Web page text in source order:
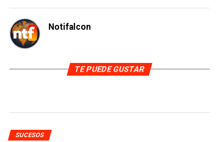
Notifalcon
TE PUEDE GUSTAR
SUCESOS